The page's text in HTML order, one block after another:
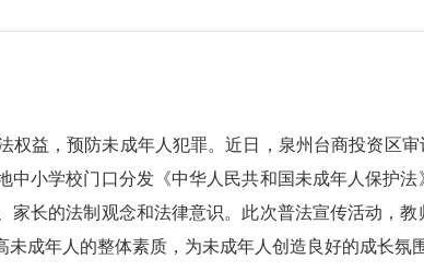
，预防未成年人犯罪。近日，泉州台商投资区审
小学校门口分发《中华人民共和国未成年人保护
长的法制观念和法律意识。此次普法宣传活动，
成年人的整体素质，为未成年人创造良好的成长氛围